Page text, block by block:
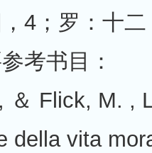
4；罗：十二
考书目：
＆ Flick, M. ,
della vita